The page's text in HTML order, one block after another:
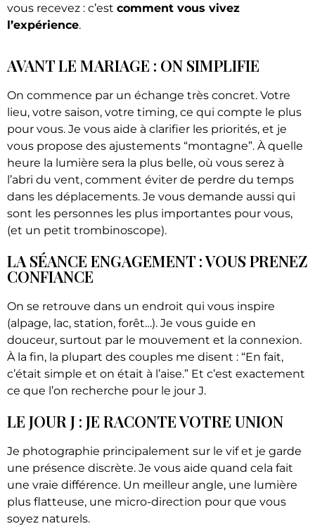
vous recevez : c’est comment vous vivez
l’expérience.
AVANT LE MARIAGE : ON SIMPLIFIE
On commence par un échange très concret. Votre
lieu, votre saison, votre timing, ce qui compte le plus
pour vous. Je vous aide à clarifier les priorités, et je
vous propose des ajustements “montagne”. À quelle
heure la lumière sera la plus belle, où vous serez à
l’abri du vent, comment éviter de perdre du temps
dans les déplacements. Je vous demande aussi qui
sont les personnes les plus importantes pour vous,
(et un petit trombinoscope).
LA SÉANCE ENGAGEMENT : VOUS PRENEZ
CONFIANCE
On se retrouve dans un endroit qui vous inspire
(alpage, lac, station, forêt…). Je vous guide en
douceur, surtout par le mouvement et la connexion.
À la fin, la plupart des couples me disent : “En fait,
c’était simple et on était à l’aise.” Et c’est exactement
ce que l’on recherche pour le jour J.
LE JOUR J : JE RACONTE VOTRE UNION
Je photographie principalement sur le vif et je garde
une présence discrète. Je vous aide quand cela fait
une vraie différence. Un meilleur angle, une lumière
plus flatteuse, une micro-direction pour que vous
soyez naturels.